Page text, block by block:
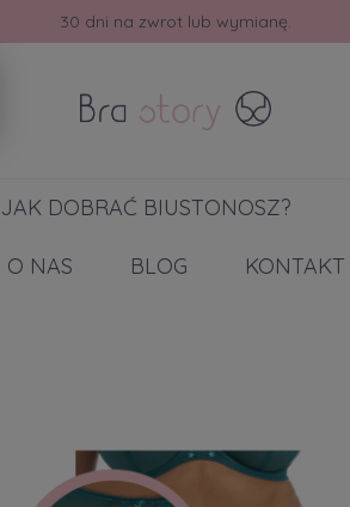
30 dni na zwrot lub wymianę.
JAK DOBRAĆ BIUSTONOSZ?
O NAS BLOG KONTAKT